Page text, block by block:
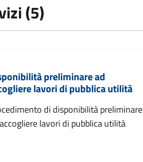
(5)
preliminare ad
lavori di pubblica utilità
di disponibilità preliminare
lavori di pubblica utilità